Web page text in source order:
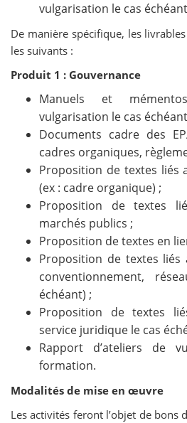
vulgarisation le cas
De manière spécifique, les
les suivants :
Produit 1 : Gouvernance
Manuels et
vulgarisation le cas
Documents cadre des
cadres organiques,
Proposition de textes liés
(ex : cadre organique) ;
Proposition de textes
marchés publics ;
Proposition de textes en
Proposition de textes liés
conventionnement,
échéant) ;
Proposition de textes
service juridique le cas
Rapport d’ateliers de
formation.
Modalités de mise en œuvre
Les activités feront l’objet de bons